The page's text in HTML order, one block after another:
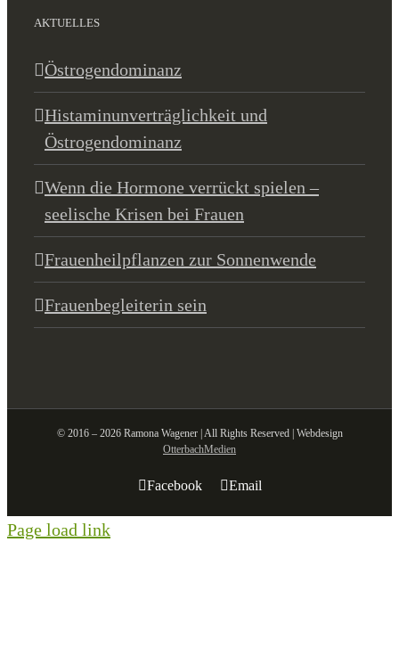
AKTUELLES
Östrogendominanz
Histaminunverträglichkeit und
Östrogendominanz
Wenn die Hormone verrückt spielen –
seelische Krisen bei Frauen
Frauenheilpflanzen zur Sonnenwende
Frauenbegleiterin sein
© 2016 – 2026 Ramona Wagener | All Rights Reserved | Webdesign
OtterbachMedien
Facebook Email
Page load link